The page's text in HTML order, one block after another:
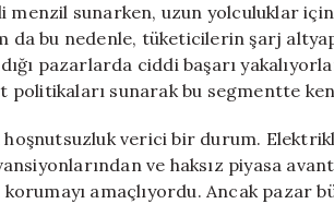
menzil sunarken, uzun yolculuklar
da bu nedenle, tüketicilerin şarj
pazarlarda ciddi başarı
politikaları sunarak bu segmentte
hoşnutsuzluk verici bir durum.
ve haksız piyasa
amaçlıyordu. Ancak pazar